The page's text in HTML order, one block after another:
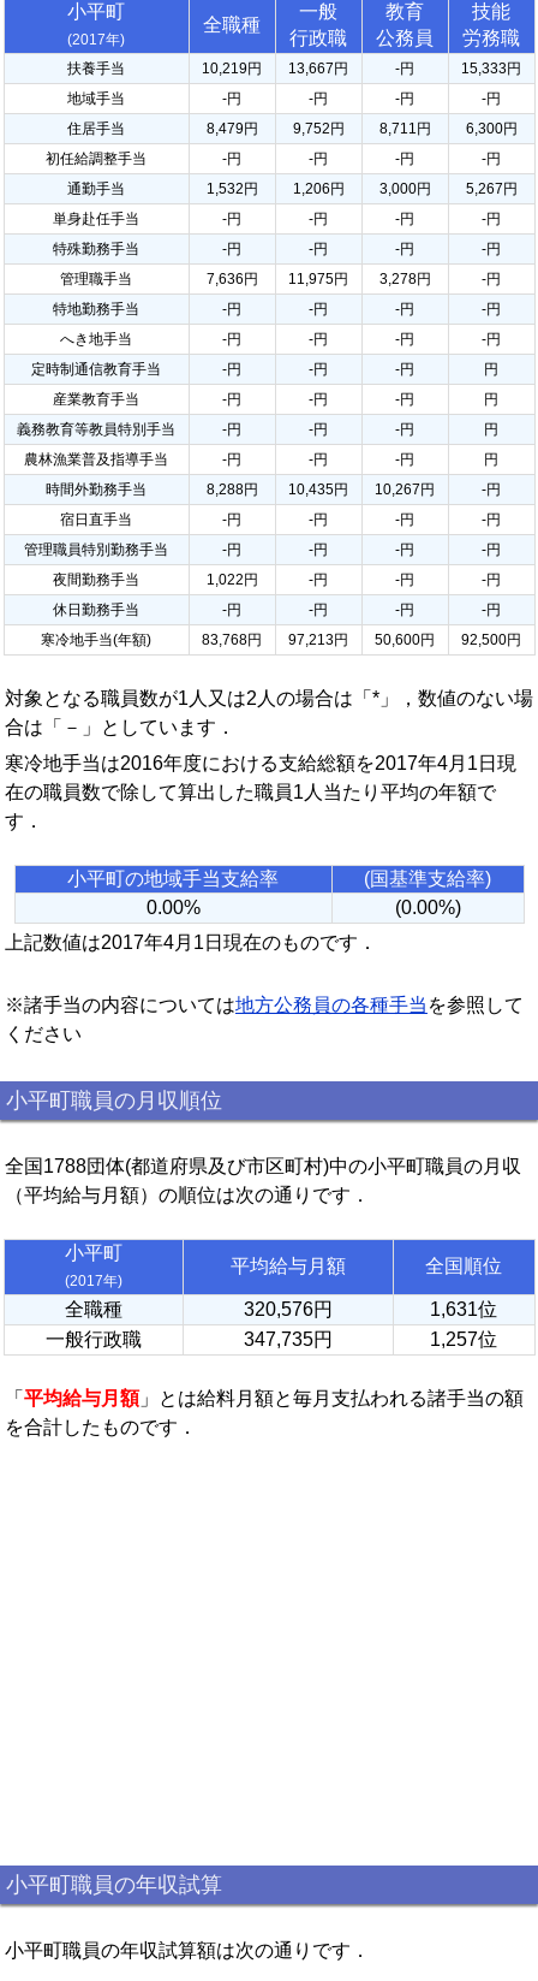
小平町
(2017年)
全職種
一般
行政職
教育
公務員
技能
労務職
扶養手当 10,219円 13,667円 -円
15,333円
地域手当
-円 -円 -円
-円
住居手当
8,479円 9,752円 8,711円
6,300円
初任給調整手当
-円 -円 -円
-円
通勤手当
1,532円 1,206円 3,000円
5,267円
単身赴任手当
-円 -円 -円
-円
特殊勤務手当
-円 -円 -円
-円
管理職手当
7,636円 11,975円 3,278円
-円
特地勤務手当
-円 -円 -円
-円
へき地手当
-円 -円 -円
-円
定時制通信教育手当
-円 -円 -円
円
産業教育手当
-円 -円 -円
円
義務教育等教員特別手当
-円 -円 -円
円
農林漁業普及指導手当
-円 -円 -円
円
時間外勤務手当
8,288円 10,435円 10,267円
-円
宿日直手当
-円 -円 -円
-円
管理職員特別勤務手当
-円 -円 -円
-円
夜間勤務手当
1,022円 -円 -円
-円
休日勤務手当
-円 -円 -円
-円
寒冷地手当(年額)
83,768円 97,213円 50,600円 92,500円
対象となる職員数が1人又は2人の場合は「*」，数値のない場
合は「－」としています．
寒冷地手当は2016年度における支給総額を2017年4月1日現
在の職員数で除して算出した職員1人当たり平均の年額で
す．
小平町の地域手当支給率
(国基準支給率)
0.00%
(0.00%)
上記数値は2017年4月1日現在のものです．
※諸手当の内容については地方公務員の各種手当 を参照して
ください
小平町職員の月収順位
全国1788団体(都道府県及び市区町村)中の小平町職員の月収
（平均給与月額）の順位は次の通りです．
小平町
(2017年)
平均給与月額 全国順位
全職種 320,576円
1,631位
一般行政職
347,735円 1,257位
「 平均給与月額」とは給料月額と毎月支払われる諸手当の額
を合計したものです．
小平町職員の年収試算
小平町職員の年収試算額は次の通りです．